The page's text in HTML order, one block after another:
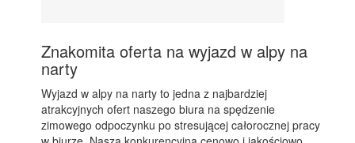
Znakomita oferta na wyjazd w alpy na
narty
Wyjazd w alpy na narty to jedna z najbardziej
atrakcyjnych ofert naszego biura na spędzenie
zimowego odpoczynku po stresującej całorocznej pracy